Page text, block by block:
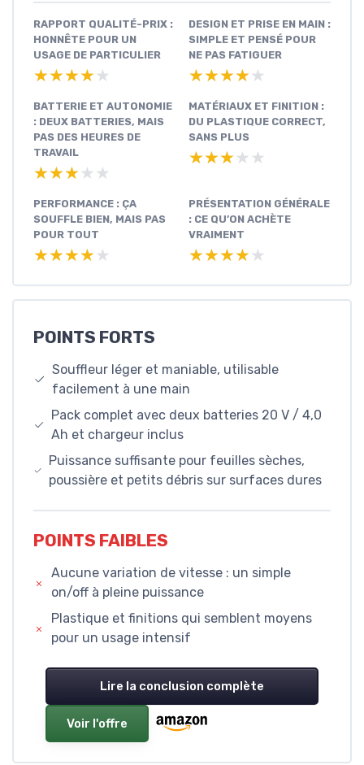
RAPPORT QUALITÉ-PRIX :
HONNÊTE POUR UN
USAGE DE PARTICULIER
★★★★★
★★★★★
DESIGN ET PRISE EN MAIN :
SIMPLE ET PENSÉ POUR
NE PAS FATIGUER
★★★★★
★★★★★
BATTERIE ET AUTONOMIE
: DEUX BATTERIES, MAIS
PAS DES HEURES DE
TRAVAIL
★★★★★
★★★★★
MATÉRIAUX ET FINITION :
DU PLASTIQUE CORRECT,
SANS PLUS
★★★★★
★★★★★
PERFORMANCE : ÇA
SOUFFLE BIEN, MAIS PAS
POUR TOUT
★★★★★
★★★★★
PRÉSENTATION GÉNÉRALE
: CE QU’ON ACHÈTE
VRAIMENT
★★★★★
★★★★★
POINTS FORTS
Souffleur léger et maniable, utilisable
facilement à une main
Pack complet avec deux batteries 20 V / 4,0
Ah et chargeur inclus
Puissance suffisante pour feuilles sèches,
poussière et petits débris sur surfaces dures
POINTS FAIBLES
Aucune variation de vitesse : un simple
on/off à pleine puissance
Plastique et finitions qui semblent moyens
pour un usage intensif
Lire la conclusion complète
Voir l'offre